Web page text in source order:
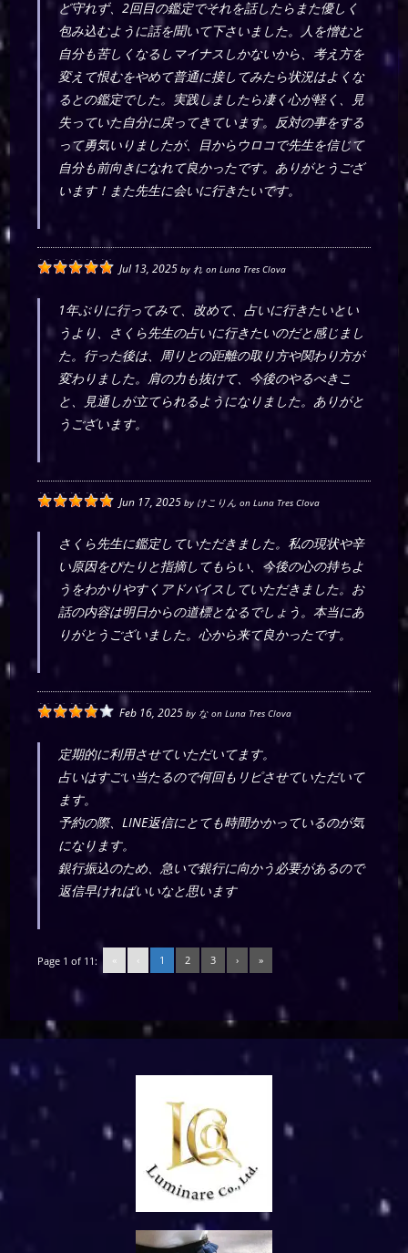
ど守れず、2回目の鑑定でそれを話したらまた優しく
包み込むように話を聞いて下さいました。人を憎むと
自分も苦しくなるしマイナスしかないから、考え方を
変えて恨むをやめて普通に接してみたら状況はよくな
るとの鑑定でした。実践しましたら凄く心が軽く、見
失っていた自分に戻ってきています。反対の事をする
って勇気いりましたが、目からウロコで先生を信じて
自分も前向きになれて良かったです。ありがとうござ
います！また先生に会いに行きたいです。
Jul 13, 2025 byれ onLuna Tres Clova
1年ぶりに行ってみて、改めて、占いに行きたいとい
うより、さくら先生の占いに行きたいのだと感じまし
た。行った後は、周りとの距離の取り方や関わり方が
変わりました。肩の力も抜けて、今後のやるべきこ
と、見通しが立てられるようになりました。ありがと
うございます。
Jun 17, 2025 by けこりん onLuna Tres Clova
さくら先生に鑑定していただきました。私の現状や辛
い原因をぴたりと指摘してもらい、今後の心の持ちよ
うをわかりやすくアドバイスしていただきました。お
話の内容は明日からの道標となるでしょう。本当にあ
りがとうございました。心から来て良かったです。
Feb 16, 2025 by な onLuna Tres Clova
定期的に利用させていただいてます。
占いはすごい当たるので何回もリピさせていただいて
ます。
予約の際、LINE返信にとても時間かかっているのが気
になります。
銀行振込のため、急いで銀行に向かう必要があるので
返信早ければいいなと思います
Page 1 of 11: « ‹ 1 2 3 › »